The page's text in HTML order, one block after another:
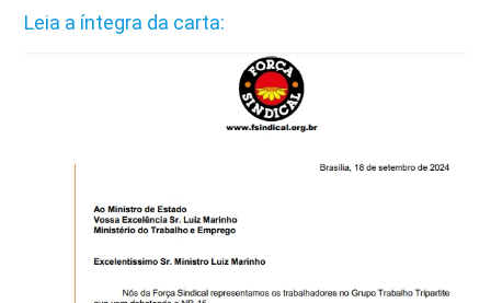
Leia a íntegra da carta: